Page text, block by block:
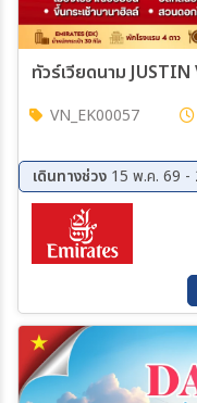
ทัวร์เวียด
VN_EK00057
เดินทางช่วง 15 พ.ค. 69 -
14 ส.ค. 69 - 16 ส.ค. 69
25 ก.ย. 69 - 27 ก.ย. 69